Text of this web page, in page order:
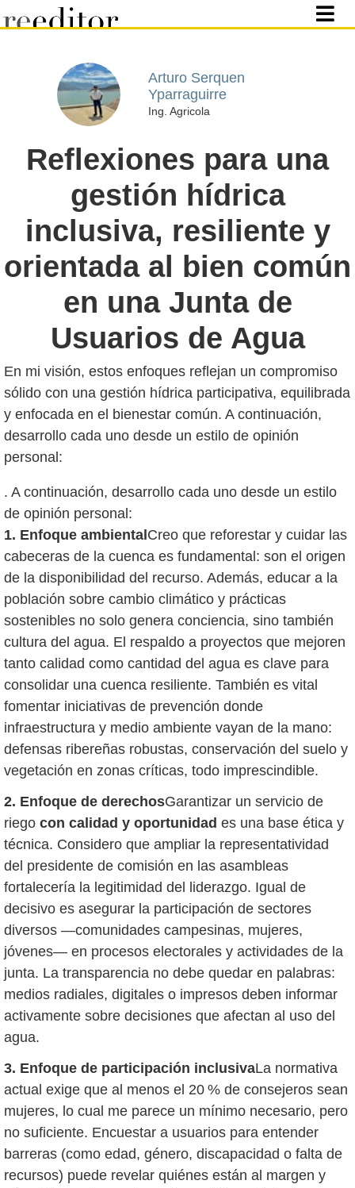
Arturo Serquen
Yparraguirre
Ing. Agricola
Reflexiones para una
gestión hídrica
inclusiva, resiliente y
orientada al bien común
en una Junta de
Usuarios de Agua
En mi visión, estos enfoques reflejan un compromiso
sólido con una gestión hídrica participativa, equilibrada
y enfocada en el bienestar común. A continuación,
desarrollo cada uno desde un estilo de opinión
. A continuación, desarrollo cada uno desde un estilo
de opinión personal:
1. Enfoque ambiental Creo que reforestar y cuidar las
cabeceras de la cuenca es fundamental: son el origen
de la disponibilidad del recurso. Además, educar a la
población sobre cambio climático y prácticas
sostenibles no solo genera conciencia, sino también
cultura del agua. El respaldo a proyectos que mejoren
tanto calidad como cantidad del agua es clave para
consolidar una cuenca resiliente. También es vital
fomentar iniciativas de prevención donde
infraestructura y medio ambiente vayan de la mano:
defensas ribereñas robustas, conservación del suelo y
vegetación en zonas críticas, todo imprescindible.
2. Enfoque de derechosGarantizar un servicio de
riego con calidad y oportunidad es una base ética y
técnica. Considero que ampliar la representatividad
del presidente de comisión en las asambleas
fortalecería la legitimidad del liderazgo. Igual de
decisivo es asegurar la participación de sectores
diversos —comunidades campesinas, mujeres,
jóvenes— en procesos electorales y actividades de la
junta. La transparencia no debe quedar en palabras:
medios radiales, digitales o impresos deben informar
activamente sobre decisiones que afectan al uso del
agua.
3. Enfoque de participación inclusivaLa normativa
actual exige que al menos el 20 % de consejeros sean
mujeres, lo cual me parece un mínimo necesario, pero
no suficiente. Encuestar a usuarios para entender
barreras (como edad, género, discapacidad o falta de
recursos) puede revelar quiénes están al margen y